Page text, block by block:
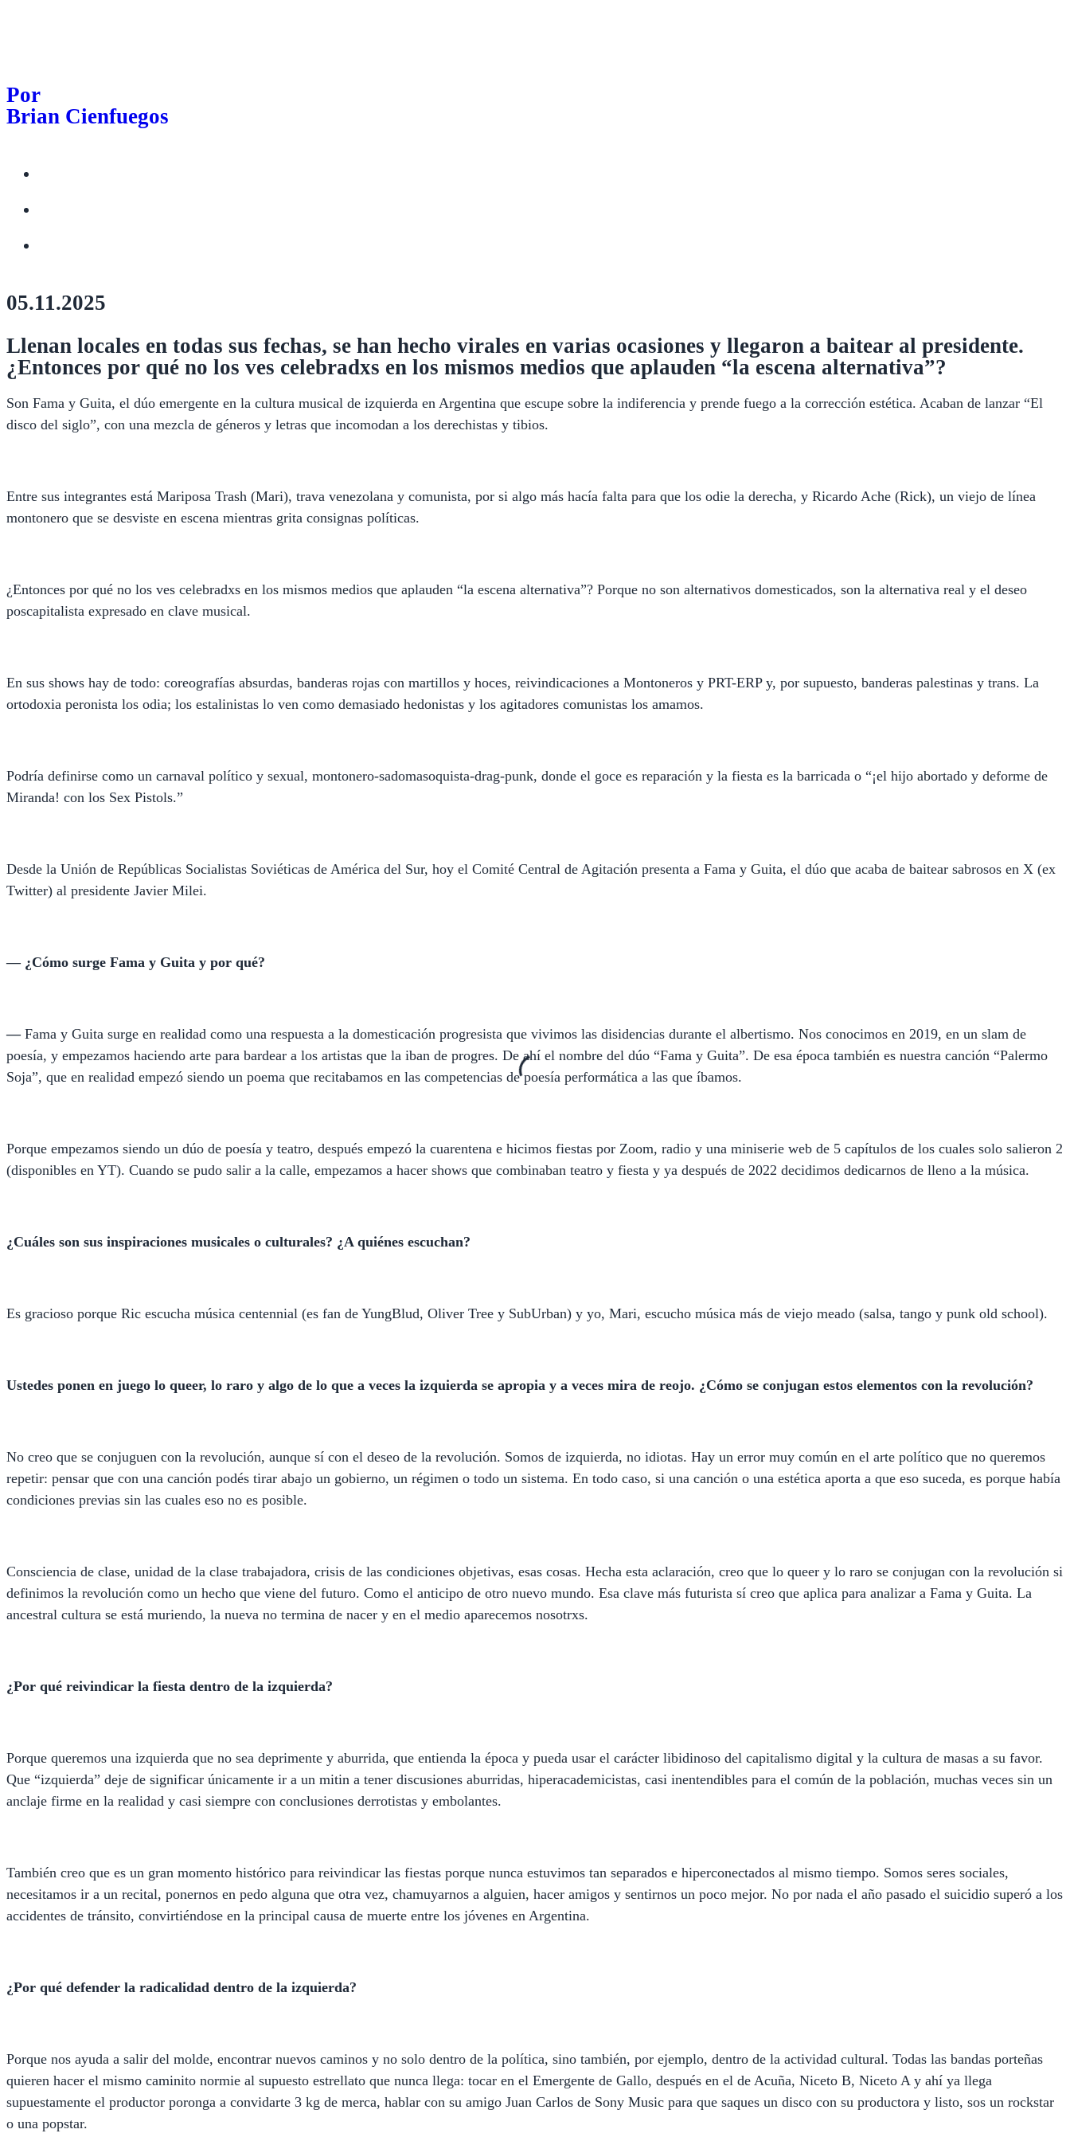
Por
Brian Cienfuegos
05.11.2025
Llenan locales en todas sus fechas, se han hecho virales en varias ocasiones y llegaron a baitear al presidente.
¿Entonces por qué no los ves celebradxs en los mismos medios que aplauden “la escena alternativa”?
Son Fama y Guita, el dúo emergente en la cultura musical de izquierda en Argentina que escupe sobre la indiferencia y prende fuego a la corrección estética. Acaban de lanzar “El
disco del siglo”, con una mezcla de géneros y letras que incomodan a los derechistas y tibios.
Entre sus integrantes está Mariposa Trash (Mari), trava venezolana y comunista, por si algo más hacía falta para que los odie la derecha, y Ricardo Ache (Rick), un viejo de línea
montonero que se desviste en escena mientras grita consignas políticas.
¿Entonces por qué no los ves celebradxs en los mismos medios que aplauden “la escena alternativa”? Porque no son alternativos domesticados, son la alternativa real y el deseo
poscapitalista expresado en clave musical.
En sus shows hay de todo: coreografías absurdas, banderas rojas con martillos y hoces, reivindicaciones a Montoneros y PRT-ERP y, por supuesto, banderas palestinas y trans. La
ortodoxia peronista los odia; los estalinistas lo ven como demasiado hedonistas y los agitadores comunistas los amamos.
Podría definirse como un carnaval político y sexual, montonero-sadomasoquista-drag-punk, donde el goce es reparación y la fiesta es la barricada o “¡el hijo abortado y deforme de
Miranda! con los Sex Pistols.”
Desde la Unión de Repúblicas Socialistas Soviéticas de América del Sur, hoy el Comité Central de Agitación presenta a Fama y Guita, el dúo que acaba de baitear sabrosos en X (ex
Twitter) al presidente Javier Milei.
— ¿Cómo surge Fama y Guita y por qué?
— Fama y Guita surge en realidad como una respuesta a la domesticación progresista que vivimos las disidencias durante el albertismo. Nos conocimos en 2019, en un slam de
poesía, y empezamos haciendo arte para bardear a los artistas que la iban de progres. De ahí el nombre del dúo “Fama y Guita”. De esa época también es nuestra canción “Palermo
Soja”, que en realidad empezó siendo un poema que recitabamos en las competencias de poesía performática a las que íbamos.
Porque empezamos siendo un dúo de poesía y teatro, después empezó la cuarentena e hicimos fiestas por Zoom, radio y una miniserie web de 5 capítulos de los cuales solo salieron 2
(disponibles en YT). Cuando se pudo salir a la calle, empezamos a hacer shows que combinaban teatro y fiesta y ya después de 2022 decidimos dedicarnos de lleno a la música.
¿Cuáles son sus inspiraciones musicales o culturales? ¿A quiénes escuchan?
Es gracioso porque Ric escucha música centennial (es fan de YungBlud, Oliver Tree y SubUrban) y yo, Mari, escucho música más de viejo meado (salsa, tango y punk old school).
Ustedes ponen en juego lo queer, lo raro y algo de lo que a veces la izquierda se apropia y a veces mira de reojo. ¿Cómo se conjugan estos elementos con la revolución?
No creo que se conjuguen con la revolución, aunque sí con el deseo de la revolución. Somos de izquierda, no idiotas. Hay un error muy común en el arte político que no queremos
repetir: pensar que con una canción podés tirar abajo un gobierno, un régimen o todo un sistema. En todo caso, si una canción o una estética aporta a que eso suceda, es porque había
condiciones previas sin las cuales eso no es posible.
Consciencia de clase, unidad de la clase trabajadora, crisis de las condiciones objetivas, esas cosas. Hecha esta aclaración, creo que lo queer y lo raro se conjugan con la revolución si
definimos la revolución como un hecho que viene del futuro. Como el anticipo de otro nuevo mundo. Esa clave más futurista sí creo que aplica para analizar a Fama y Guita. La
ancestral cultura se está muriendo, la nueva no termina de nacer y en el medio aparecemos nosotrxs.
¿Por qué reivindicar la fiesta dentro de la izquierda?
Porque queremos una izquierda que no sea deprimente y aburrida, que entienda la época y pueda usar el carácter libidinoso del capitalismo digital y la cultura de masas a su favor.
Que “izquierda” deje de significar únicamente ir a un mitin a tener discusiones aburridas, hiperacademicistas, casi inentendibles para el común de la población, muchas veces sin un
anclaje firme en la realidad y casi siempre con conclusiones derrotistas y embolantes.
También creo que es un gran momento histórico para reivindicar las fiestas porque nunca estuvimos tan separados e hiperconectados al mismo tiempo. Somos seres sociales,
necesitamos ir a un recital, ponernos en pedo alguna que otra vez, chamuyarnos a alguien, hacer amigos y sentirnos un poco mejor. No por nada el año pasado el suicidio superó a los
accidentes de tránsito, convirtiéndose en la principal causa de muerte entre los jóvenes en Argentina.
¿Por qué defender la radicalidad dentro de la izquierda?
Porque nos ayuda a salir del molde, encontrar nuevos caminos y no solo dentro de la política, sino también, por ejemplo, dentro de la actividad cultural. Todas las bandas porteñas
quieren hacer el mismo caminito normie al supuesto estrellato que nunca llega: tocar en el Emergente de Gallo, después en el de Acuña, Niceto B, Niceto A y ahí ya llega
supuestamente el productor poronga a convidarte 3 kg de merca, hablar con su amigo Juan Carlos de Sony Music para que saques un disco con su productora y listo, sos un rockstar
o una popstar.